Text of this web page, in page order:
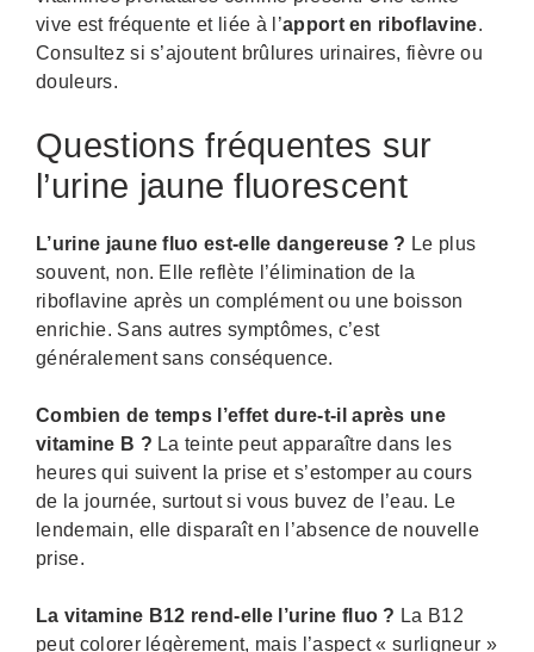
vive est fréquente et liée à l’apport en riboflavine.
Consultez si s’ajoutent brûlures urinaires, fièvre ou
douleurs.
Questions fréquentes sur
l’urine jaune fluorescent
L’urine jaune fluo est-elle dangereuse ? Le plus
souvent, non. Elle reflète l’élimination de la
riboflavine après un complément ou une boisson
enrichie. Sans autres symptômes, c’est
généralement sans conséquence.
Combien de temps l’effet dure-t-il après une
vitamine B ? La teinte peut apparaître dans les
heures qui suivent la prise et s’estomper au cours
de la journée, surtout si vous buvez de l’eau. Le
lendemain, elle disparaît en l’absence de nouvelle
prise.
La vitamine B12 rend-elle l’urine fluo ? La B12
peut colorer légèrement, mais l’aspect « surligneur »